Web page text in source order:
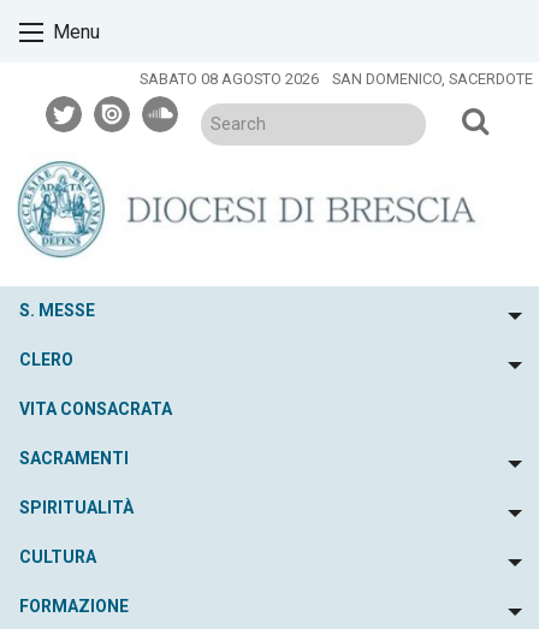
Menu
SABATO 08 AGOSTO 2026 SAN DOMENICO, SACERDOTE
twitterissuusoundcloud
S. MESSE
CLERO
VITA CONSACRATA
SACRAMENTI
SPIRITUALITÀ
CULTURA
FORMAZIONE